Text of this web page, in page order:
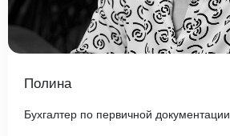
Полина
Бухгалтер по первичной документации